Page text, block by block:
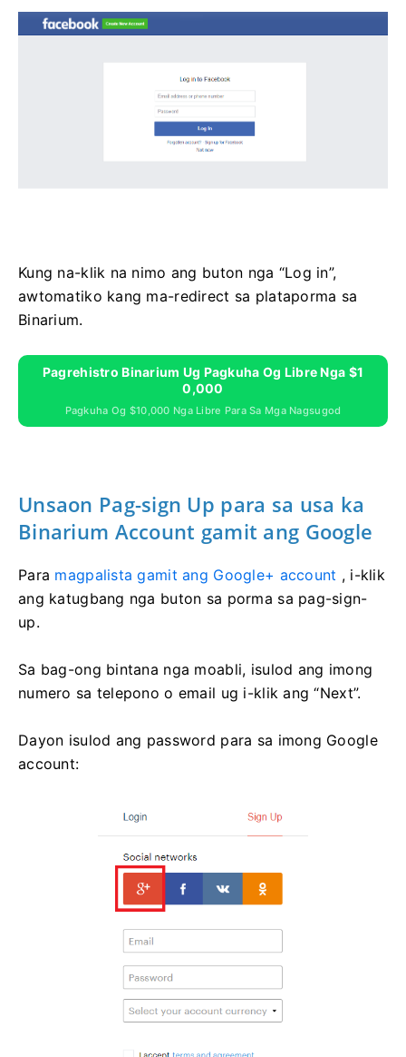
Kung na-klik na nimo ang buton nga “Log in”,
awtomatiko kang ma-redirect sa plataporma sa
Binarium.
Pagrehistro Binarium Ug Pagkuha Og Libre Nga $1
0,000
Pagkuha Og $10,000 Nga Libre Para Sa Mga Nagsugod
Unsaon Pag-sign Up para sa usa ka
Binarium Account gamit ang Google
Para magpalista gamit ang Google+ account , i-klik
ang katugbang nga buton sa porma sa pag-sign-
up.
Sa bag-ong bintana nga moabli, isulod ang imong
numero sa telepono o email ug i-klik ang “Next”.
Dayon isulod ang password para sa imong Google
account: